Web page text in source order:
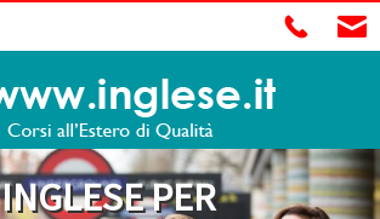
INGLESE PER